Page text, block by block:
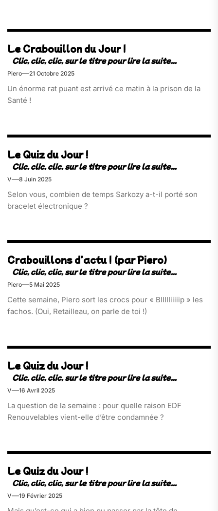
Le Crabouillon du Jour !
Piero 21 Octobre 2025
Un énorme rat puant est arrivé ce matin à la prison de la
Santé !
Le Quiz du Jour !
V 8 Juin 2025
Selon vous, combien de temps Sarkozy a-t-il porté son
bracelet électronique ?
Crabouillons d’actu ! (par Piero)
Piero 5 Mai 2025
Cette semaine, Piero sort les crocs pour « BIIIIIiiiiip » les
fachos. (Oui, Retailleau, on parle de toi !)
Le Quiz du Jour !
V 16 Avril 2025
La question de la semaine : pour quelle raison EDF
Renouvelables vient-elle d’être condamnée ?
Le Quiz du Jour !
V 19 Février 2025